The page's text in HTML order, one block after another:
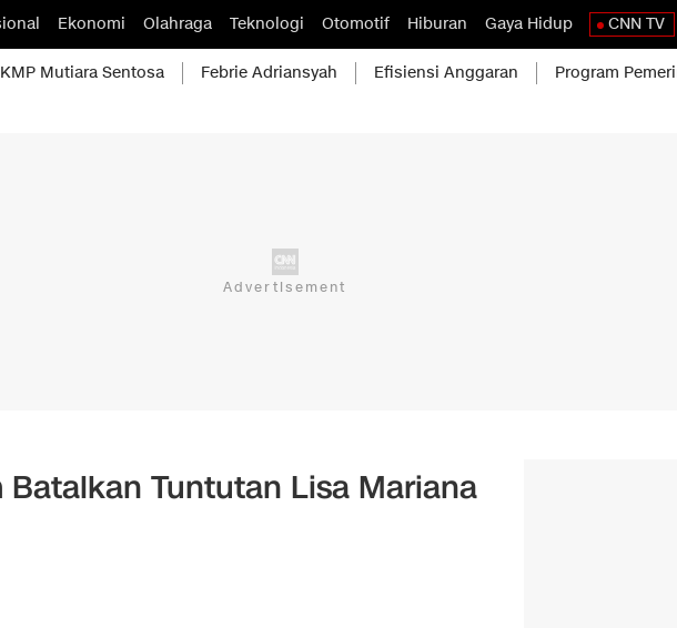
Ekonomi Olahraga Teknologi Otomotif Hiburan Gaya Hidup CNN TV
KMP Mutiara Sentosa Febrie Adriansyah Efisiensi Anggaran Program
Tuntutan Lisa Mariana